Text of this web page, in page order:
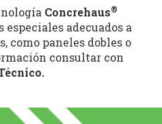
Concrehaus®
adecuados a
como paneles dobles o
consultar con